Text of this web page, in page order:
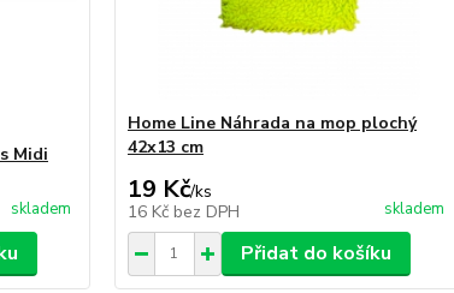
Midi
skladem
Home Line Náhrada na mop plochý
42x13 cm
19 Kč/ks
16 Kč bez DPH skladem
Přidat do košíku